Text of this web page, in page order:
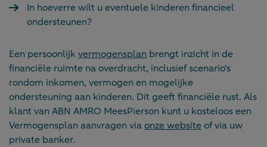
In hoeverre wilt u eventuele kinderen financieel
ondersteunen?
Een persoonlijk vermogensplan brengt inzicht in de
financiële ruimte na overdracht, inclusief scenario's
rondom inkomen, vermogen en mogelijke
ondersteuning aan kinderen. Dit geeft financiële rust. Als
klant van ABN AMRO MeesPierson kunt u kosteloos een
Vermogensplan aanvragen viaonze websiteof via uw
private banker.